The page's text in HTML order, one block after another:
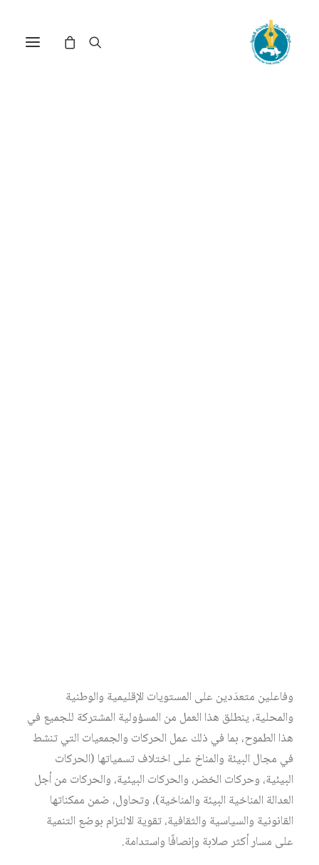
فيدراسات
وفاعلين متعدِّدين على المستويات الإقليمية والوطنية
والمحلية، ينطلق هذا العمل من المسؤولية المشتركة للجميع في
هذا الطموح، بما في ذلك عمل الحركات والجمعيات التي تنشط
في مجال البيئة والمناخ على اختلاف تسمياتها (الحركات
البيئية، وحركات الخضر، والحركات البيئية، والحركات من أجل
العدالة المناخية البيئة والمناخية)، وتحاول، ضمن ممكناتها
القانونية والسياسية والثقافية، تقوية الالتزام بوضع التنمية
على مسار أكثر صلابة وإنصافًا واستدامة.